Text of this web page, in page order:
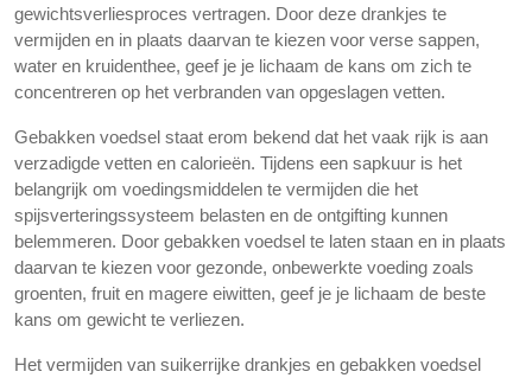
gewichtsverliesproces vertragen. Door deze drankjes te
vermijden en in plaats daarvan te kiezen voor verse sappen,
water en kruidenthee, geef je je lichaam de kans om zich te
concentreren op het verbranden van opgeslagen vetten.
Gebakken voedsel staat erom bekend dat het vaak rijk is aan
verzadigde vetten en calorieën. Tijdens een sapkuur is het
belangrijk om voedingsmiddelen te vermijden die het
spijsverteringssysteem belasten en de ontgifting kunnen
belemmeren. Door gebakken voedsel te laten staan en in plaats
daarvan te kiezen voor gezonde, onbewerkte voeding zoals
groenten, fruit en magere eiwitten, geef je je lichaam de beste
kans om gewicht te verliezen.
Het vermijden van suikerrijke drankjes en gebakken voedsel